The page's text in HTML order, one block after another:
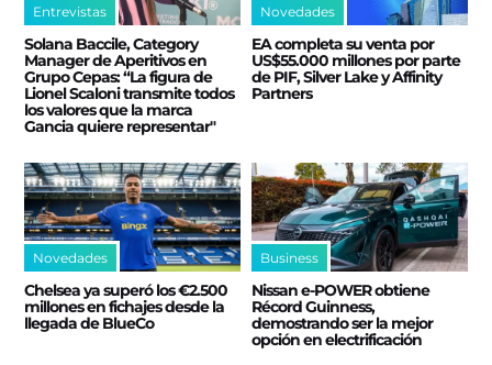
Entrevistas
Solana Baccile, Category
Manager de Aperitivos en
Grupo Cepas: “La figura de
Lionel Scaloni transmite todos
los valores que la marca
Gancia quiere representar"
Novedades
EA completa su venta por
US$55.000 millones por parte
de PIF, Silver Lake y Affinity
Partners
Novedades
Chelsea ya superó los €2.500
millones en fichajes desde la
llegada de BlueCo
Business
Nissan e‑POWER obtiene
Récord Guinness,
demostrando ser la mejor
opción en electrificación